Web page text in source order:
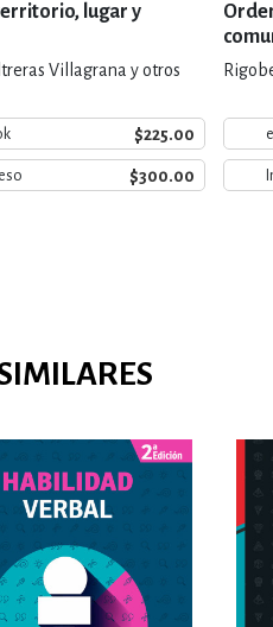
lugar y
Villagrana y otros
$225.00
$300.00